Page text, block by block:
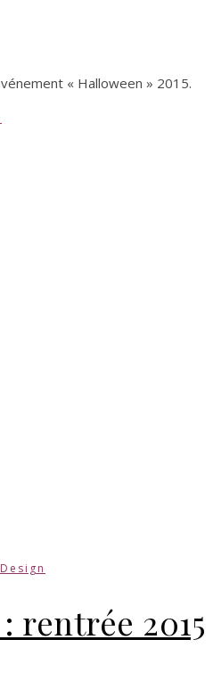
« Halloween » 2015.
rentrée 2015